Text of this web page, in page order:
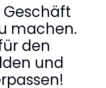
machen.
den
und